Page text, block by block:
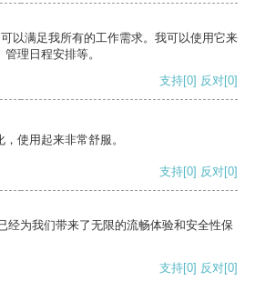
以满足我所有的工作需求。我可以使用它来
理日程安排等。
支持[0] 反对[0]
使用起来非常舒服。
支持[0] 反对[0]
经为我们带来了无限的流畅体验和安全性保
支持[0] 反对[0]